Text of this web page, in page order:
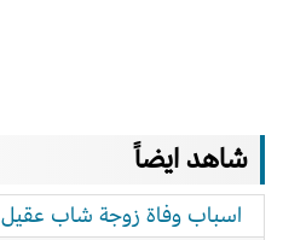
شاهد ايضاً
اسباب وفاة زوجة شاب عقيل